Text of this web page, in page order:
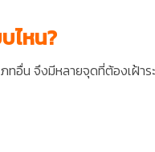
ไหน?
อื่น จึงมีหลายจุดที่ต้องเฝ้า